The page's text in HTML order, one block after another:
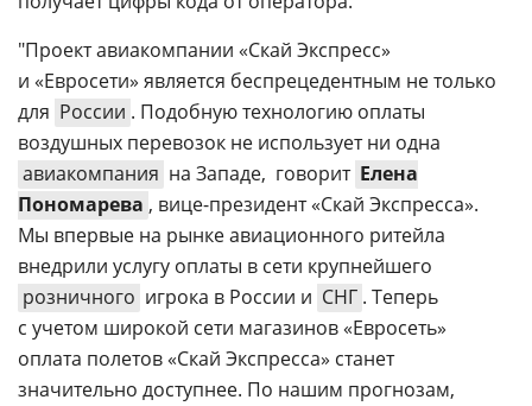
"Проект авиакомпании «Скай Экспресс»
и «Евросети» является беспрецедентным не только
для России . Подобную технологию оплаты
воздушных перевозок не использует ни одна
авиакомпания на Западе,  говорит Елена
Пономарева , вице-президент«Скай Экспресса». 
Мы впервые на рынке авиационного ритейла
внедрили услугу оплаты в сети крупнейшего
розничного игрока в России и СНГ . Теперь
с учетом широкой сети магазинов «Евросеть»
оплата полетов «Скай Экспресса» станет
значительно доступнее. По нашим прогнозам,